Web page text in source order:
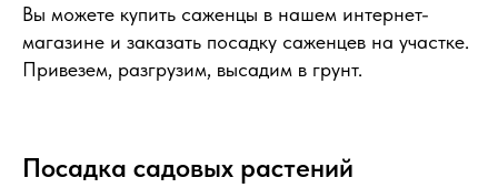
Вы можете купить саженцы в нашем интернет-
магазине и заказать посадку саженцев на участке.
Привезем, разгрузим, высадим в грунт.
Посадка садовых растений